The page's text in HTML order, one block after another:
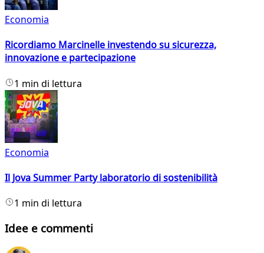
Economia
Ricordiamo Marcinelle investendo su sicurezza,
innovazione e partecipazione
1 min di lettura
Economia
Il Jova Summer Party laboratorio di sostenibilità
1 min di lettura
Idee e commenti